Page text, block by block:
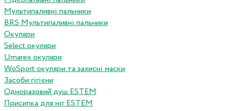
Мультипаливні пальники
BRS Мультипаливні пальники
Окуляри
Select окуляри
Umarex окуляри
WoSport окуляри та захисні маски
Засоби гігієни
Одноразовий душ ESTEM
Присипка для ніг ESTEM